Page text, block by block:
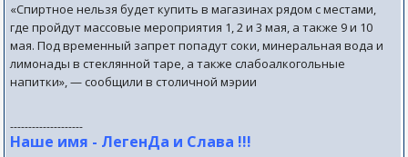
«Спиртное нельзя будет купить в магазинах рядом с местами,
где пройдут массовые мероприятия 1, 2 и 3 мая, а также 9 и 10
мая. Под временный запрет попадут соки, минеральная вода и
лимонады в стеклянной таре, а также слабоалкогольные
напитки», — сообщили в столичной мэрии
--------------------
Наше имя - ЛегенДа и Слава !!!